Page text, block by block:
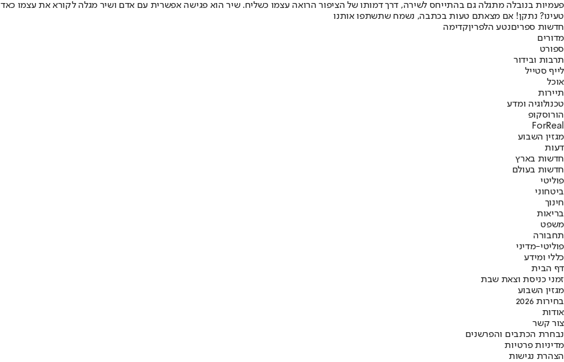
פעמיות בנובלה מתגלה גם בהתייחס לשירה, דרך דמותו של הציפור הרואה עצמו כשליח. שיר הוא פגישה אפשרית עם אדם ושיר מגלה לקורא את עצמו
טעינו? נתקן! אם מצאתם טעות בכתבה, נשמח שתשתפו אותנו
חדשות ספריםנטע הלפריןקדימה
מדורים
ספורט
תרבות ובידור
לייף סטייל
אוכל
תיירות
טכנולוגיה ומדע
הורוסקופ
ForReal
מגזין השבוע
דעות
חדשות בארץ
חדשות בעולם
פוליטי
ביטחוני
חינוך
בריאות
משפט
תחבורה
פוליטי-מדיני
כללי ומידע
דף הבית
זמני כניסת וצאת שבת
מגזין השבוע
בחירות 2026
אודות
צור קשר
נבחרת הכתבים והפרשנים
מדיניות פרטיות
הצהרת נגישות